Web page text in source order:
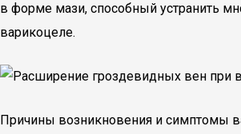
в форме мази, способный устранить
варикоцеле.
Причины возникновения и симптомы